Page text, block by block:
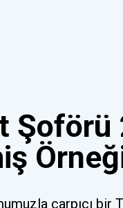
Şoförü
çarpıcı bir